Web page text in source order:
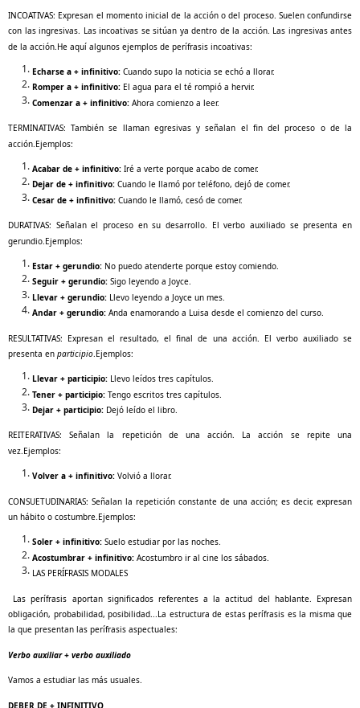
INCOATIVAS: Expresan el momento inicial de la acción o del proceso. Suelen confundirse
con las ingresivas. Las incoativas se sitúan ya dentro de la acción. Las ingresivas antes
de la acción.He aquí algunos ejemplos de perífrasis incoativas:
Echarse a + infinitivo: Cuando supo la noticia se echó a llorar.
Romper a + infinitivo: El agua para el té rompió a hervir.
Comenzar a + infinitivo: Ahora comienzo a leer.
TERMINATIVAS: También se llaman egresivas y señalan el fin del proceso o de la
acción.Ejemplos:
Acabar de + infinitivo: Iré a verte porque acabo de comer.
Dejar de + infinitivo: Cuando le llamó por teléfono, dejó de comer.
Cesar de + infinitivo: Cuando le llamó, cesó de comer.
DURATIVAS: Señalan el proceso en su desarrollo. El verbo auxiliado se presenta en
gerundio.Ejemplos:
Estar + gerundio: No puedo atenderte porque estoy comiendo.
Seguir + gerundio: Sigo leyendo a Joyce.
Llevar + gerundio: Llevo leyendo a Joyce un mes.
Andar + gerundio: Anda enamorando a Luisa desde el comienzo del curso.
RESULTATIVAS: Expresan el resultado, el final de una acción. El verbo auxiliado se
presenta en participio.Ejemplos:
Llevar + participio: Llevo leídos tres capítulos.
Tener + participio: Tengo escritos tres capítulos.
Dejar + participio: Dejó leído el libro.
REITERATIVAS: Señalan la repetición de una acción. La acción se repite una
vez.Ejemplos:
Volver a + infinitivo: Volvió a llorar.
CONSUETUDINARIAS: Señalan la repetición constante de una acción; es decir, expresan
un hábito o costumbre.Ejemplos:
Soler + infinitivo: Suelo estudiar por las noches.
Acostumbrar + infinitivo: Acostumbro ir al cine los sábados.
LAS PERÍFRASIS MODALES
Las perífrasis aportan significados referentes a la actitud del hablante. Expresan
obligación, probabilidad, posibilidad...La estructura de estas perífrasis es la misma que
la que presentan las perífrasis aspectuales:
Verbo auxiliar + verbo auxiliado
Vamos a estudiar las más usuales.
DEBER DE + INFINITIVO